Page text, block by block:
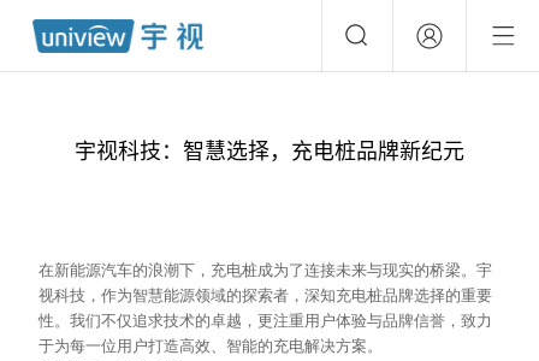
宇视科技：智慧选择，充电桩品牌新纪元
在新能源汽车的浪潮下，充电桩成为了连接未来与现实的桥梁。宇
视科技，作为智慧能源领域的探索者，深知充电桩品牌选择的重要
性。我们不仅追求技术的卓越，更注重用户体验与品牌信誉，致力
于为每一位用户打造高效、智能的充电解决方案。